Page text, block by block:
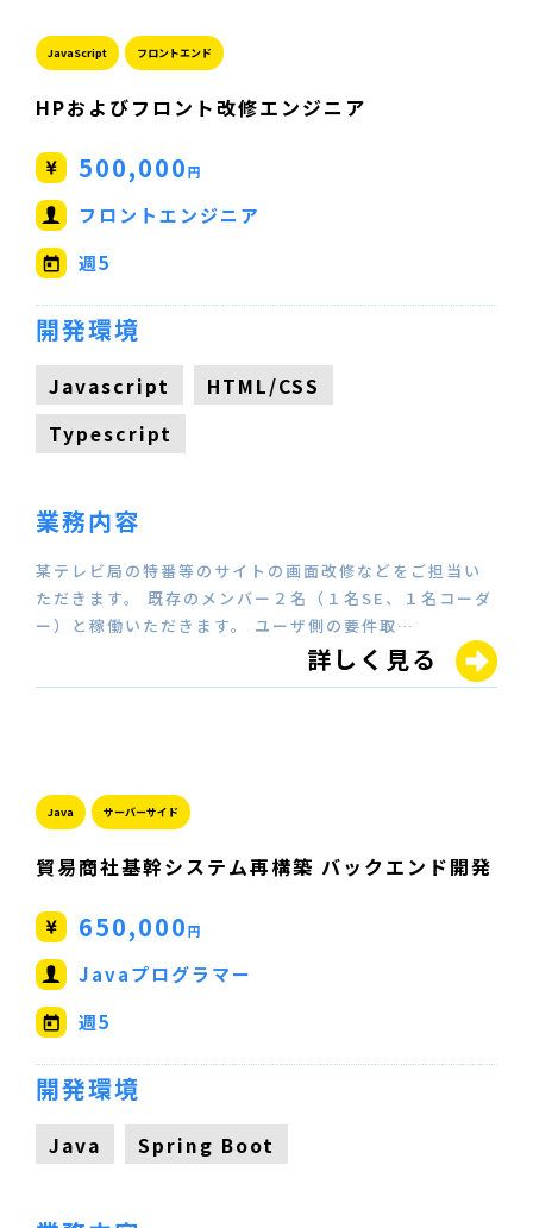
JavaScript フロントエンド
HPおよびフロント改修エンジニア
500,000円
フロントエンジニア
週5
開発環境
Javascript
HTML/CSS
Typescript
業務内容
某テレビ局の特番等のサイトの画面改修などをご担当い
ただきます。 既存のメンバー２名（１名SE、１名コーダ
ー）と稼働いただきます。 ユーザ側の要件取…
詳しく見る
Java サーバーサイド
貿易商社基幹システム再構築 バックエンド開発
650,000円
Javaプログラマー
週5
開発環境
Java Spring Boot